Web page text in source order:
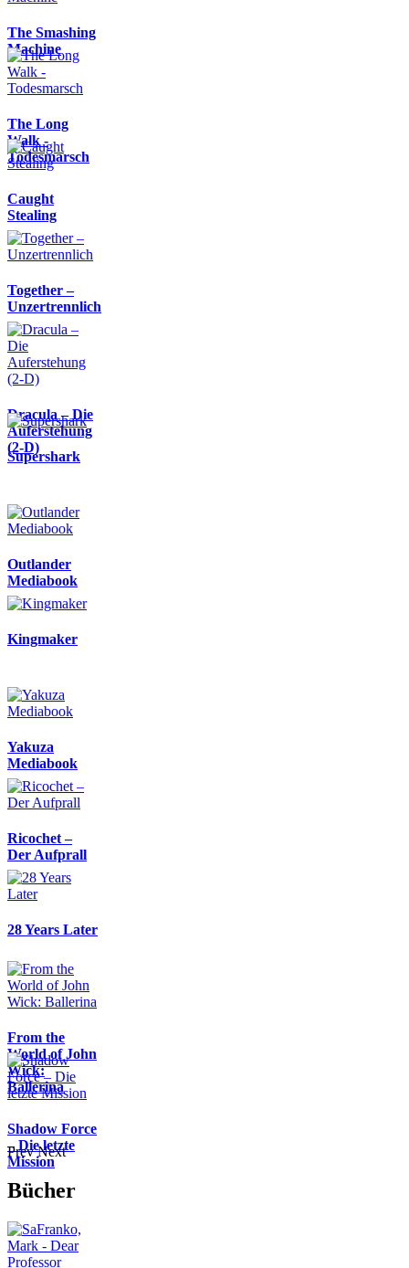
The Smashing
Machine
The Long
Walk -
Todesmarsch
Caught
Stealing
Together –
Unzertrennlich
Dracula – Die
Auferstehung
(2-D)
Supershark
Outlander
Mediabook
Kingmaker
Yakuza
Mediabook
Ricochet –
Der Aufprall
28 Years Later
From the
World of John
Wick:
Ballerina
Shadow Force
– Die letzte
Mission
Prev Next
Bücher